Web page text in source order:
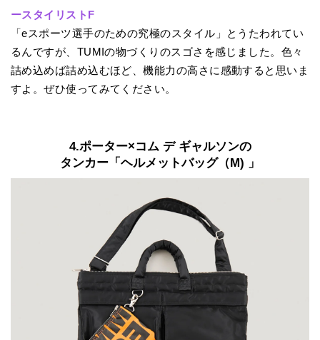
ースタイリストF
「eスポーツ選手のための究極のスタイル」とうたわれてい
るんですが、TUMIの物づくりのスゴさを感じました。色々
詰め込めば詰め込むほど、機能力の高さに感動すると思いま
すよ。ぜひ使ってみてください。
4.ポーター×コム デ ギャルソンの
タンカー「ヘルメットバッグ（M) 」